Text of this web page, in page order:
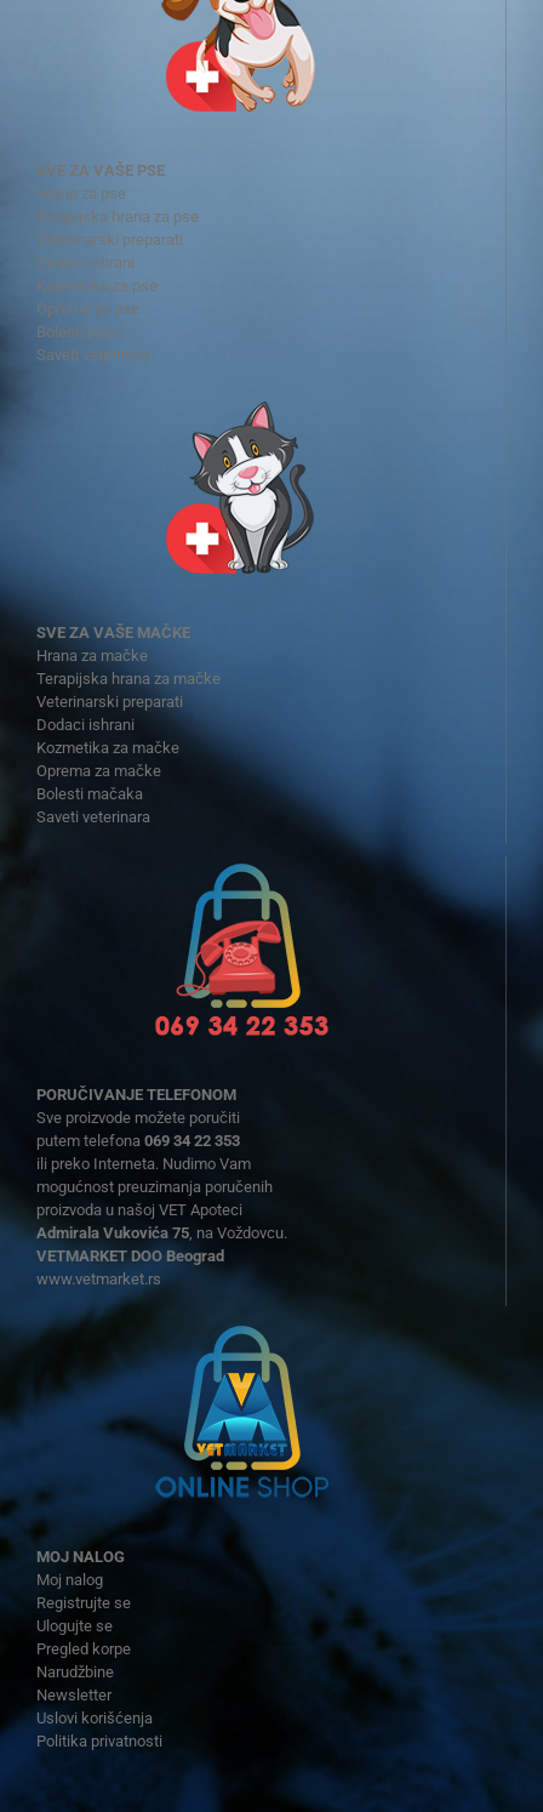
SVE ZA VAŠE PSE
Hrana za pse
Terapijska hrana za pse
Veterinarski preparati
Dodaci ishrani
Kozmetika za pse
Oprema za pse
Bolesti pasa
Saveti veterinara
SVE ZA VAŠE MAČKE
Hrana za mačke
Terapijska hrana za mačke
Veterinarski preparati
Dodaci ishrani
Kozmetika za mačke
Oprema za mačke
Bolesti mačaka
Saveti veterinara
PORUČIVANJE TELEFONOM
Sve proizvode možete poručiti
putem telefona 069 34 22 353
ili preko Interneta. Nudimo Vam
mogućnost preuzimanja poručenih
proizvoda u našoj VET Apoteci
Admirala Vukovića 75, na Voždovcu.
VETMARKET DOO Beograd
www.vetmarket.rs
MOJ NALOG
Moj nalog
Registrujte se
Ulogujte se
Pregled korpe
Narudžbine
Newsletter
Uslovi korišćenja
Politika privatnosti